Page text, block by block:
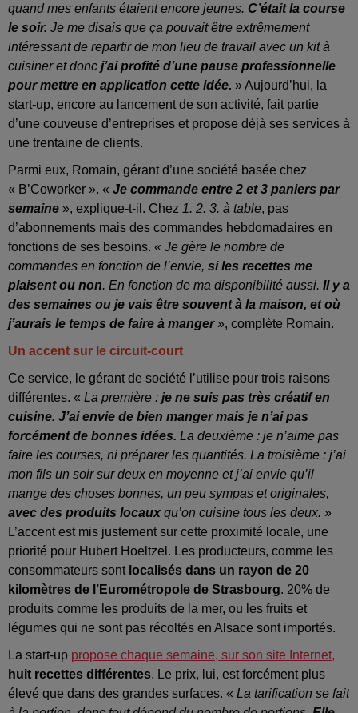
quand mes enfants étaient encore jeunes. C’était la course
le soir. Je me disais que ça pouvait être extrêmement
intéressant de repartir de mon lieu de travail avec un kit à
cuisiner et donc j’ai profité d’une pause professionnelle
pour mettre en application cette idée. » Aujourd’hui, la
start-up, encore au lancement de son activité, fait partie
d’une couveuse d’entreprises et propose déjà ses services à
une trentaine de clients.
Parmi eux, Romain, gérant d’une société basée chez
« B’Coworker ». « Je commande entre 2 et 3 paniers par
semaine », explique-t-il. Chez 1. 2. 3. à table, pas
d’abonnements mais des commandes hebdomadaires en
fonctions de ses besoins. « Je gère le nombre de
commandes en fonction de l’envie, si les recettes me
plaisent ou non. En fonction de ma disponibilité aussi. Il y a
des semaines ou je vais être souvent à la maison, et où
j’aurais le temps de faire à manger », complète Romain.
Un accent sur le circuit-court
Ce service, le gérant de société l’utilise pour trois raisons
différentes. « La première : je ne suis pas très créatif en
cuisine. J’ai envie de bien manger mais je n’ai pas
forcément de bonnes idées. La deuxième : je n’aime pas
faire les courses, ni préparer les quantités. La troisième : j’ai
mon fils un soir sur deux en moyenne et j’ai envie qu’il
mange des choses bonnes, un peu sympas et originales,
avec des produits locaux qu’on cuisine tous les deux. »
L’accent est mis justement sur cette proximité locale, une
priorité pour Hubert Hoeltzel. Les producteurs, comme les
consommateurs sont localisés dans un rayon de 20
kilomètres de l’Eurométropole de Strasbourg. 20% de
produits comme les produits de la mer, ou les fruits et
légumes qui ne sont pas récoltés en Alsace sont importés.
La start-up propose chaque semaine, sur son site Internet,
huit recettes différentes. Le prix, lui, est forcément plus
élevé que dans des grandes surfaces. « La tarification se fait